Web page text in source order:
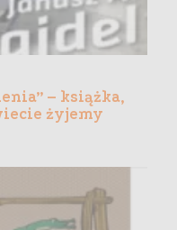
– książka,
żyjemy